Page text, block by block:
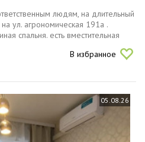
людям, на длительный
ул. агрономическая 191а .
спальня. есть вместительная
квартире есть еще одна
В избранное
05.08.26